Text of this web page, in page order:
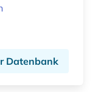
Datenbank